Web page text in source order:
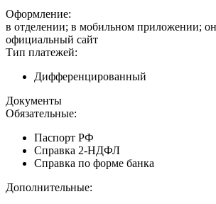
Оформление:
в отделении; в мобильном приложении;
официальный сайт
Тип платежей:
Дифференцированный
Документы
Обязательные:
Паспорт РФ
Справка 2-НДФЛ
Справка по форме банка
Дополнительные: